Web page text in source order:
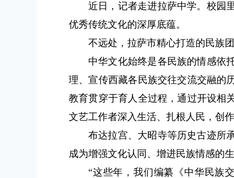
近日，记者走进拉萨中学。校园
优秀传统文化的深厚底蕴。
不远处，拉萨市精心打造的民族
中华文化始终是各民族的情感依
理、宣传西藏各民族交往交流交融的
教育贯穿于育人全过程，通过开设相
文艺工作者深入生活、扎根人民，创
布达拉宫、大昭寺等历史古迹所
成为增强文化认同、增进民族情感的生
“这些年，我们编纂《中华民族